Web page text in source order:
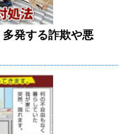
発する詐欺や悪